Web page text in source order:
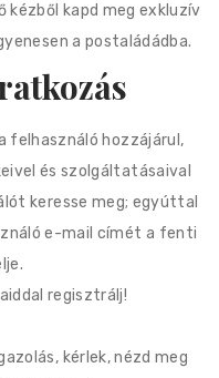
kézből kapd meg exkluzív
a postaládádba.
felhasználó hozzájárul,
és szolgáltatásaival
keresse meg; egyúttal
e-mail címét a fenti
regisztrálj!
kérlek, nézd meg